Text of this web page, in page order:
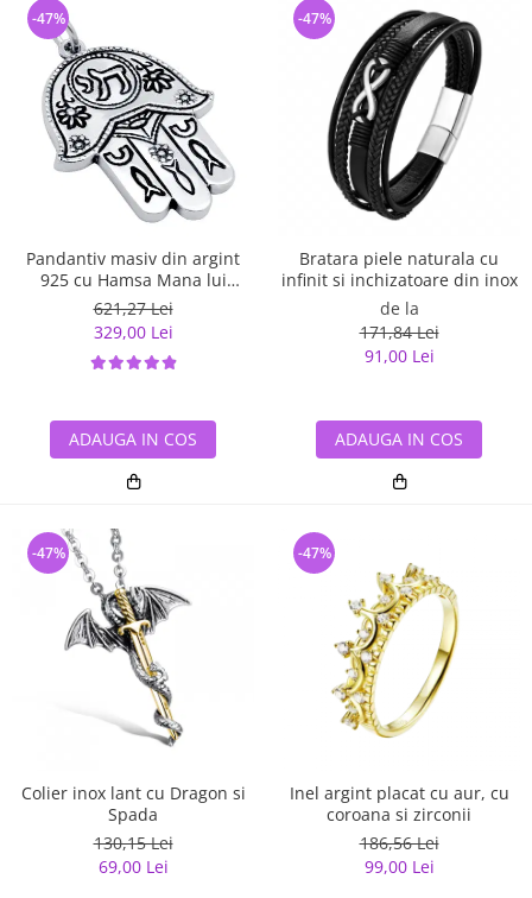
Pandantiv masiv din argint
925 cu Hamsa Mana lui
Fatima
621,27 Lei
329,00 Lei
-47%
ADAUGA IN COS
Bratara piele naturala cu
infinit si inchizatoare din inox
de la
171,84 Lei
91,00 Lei
-47%
ADAUGA IN COS
Colier inox lant cu Dragon si
Spada
130,15 Lei
69,00 Lei
-47%
Inel argint placat cu aur, cu
coroana si zirconii
186,56 Lei
99,00 Lei
-47%